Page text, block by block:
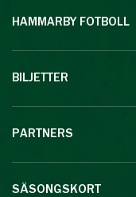
HAMMARBY FOTBOLL
BILJETTER
PARTNERS
SÄSONGSKORT